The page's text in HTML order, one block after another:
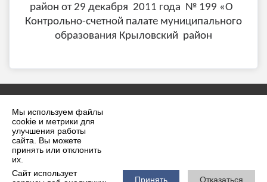
Мы используем файлы
cookie и метрики для
улучшения работы
сайта. Вы можете
принять или отклонить
их.
Сайт использует
Принять Отказаться
район от 29 декабря 2011 года № 199 «О
Контрольно-счетной палате муниципального
образования Крыловский район
2026 г. krilovskaya.ru
Вход
Карта сайта